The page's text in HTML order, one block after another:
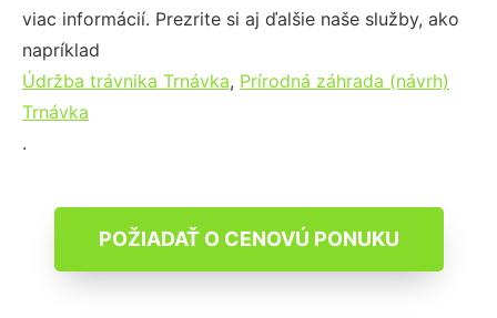
viac informácií. Prezrite si aj ďalšie naše služby, ako
napríklad
Údržba trávnika Trnávka, Prírodná záhrada (návrh)
Trnávka
.
POŽIADAŤ O CENOVÚ PONUKU